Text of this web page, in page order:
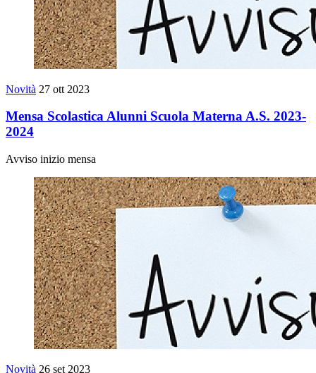
Novità 27 ott 2023
Mensa Scolastica Alunni Scuola Materna A.S. 2023-
2024
Avviso inizio mensa
Novità 26 set 2023